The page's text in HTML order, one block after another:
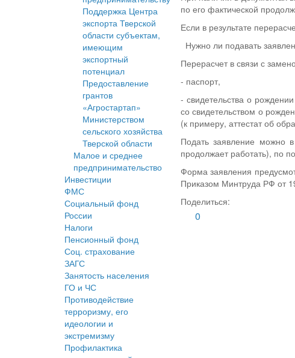
Поддержка Центра
экспорта Тверской
области субъектам,
имеющим
экспортный
потенциал
Предоставление
грантов
«Агростартап»
Министерством
сельского хозяйства
Тверской области
Малое и среднее
предпринимательство
Инвестиции
ФМС
Социальный фонд
России
Налоги
Пенсионный фонд
Соц. страхование
ЗАГС
Занятость населения
ГО и ЧС
Противодействие
терроризму, его
идеологии и
экстремизму
Профилактика
по его фактической
Если в результате
Нужно ли подавать
Перерасчет в связи с
- паспорт,
- свидетельства о
со свидетельством о
(к примеру, аттестат об
Подать заявление можно
продолжает работать), по
Форма заявления
Приказом Минтруда РФ от
Поделиться:
0